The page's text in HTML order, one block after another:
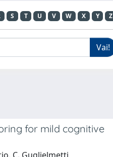
S T U V W X Y Z
for mild cognitive